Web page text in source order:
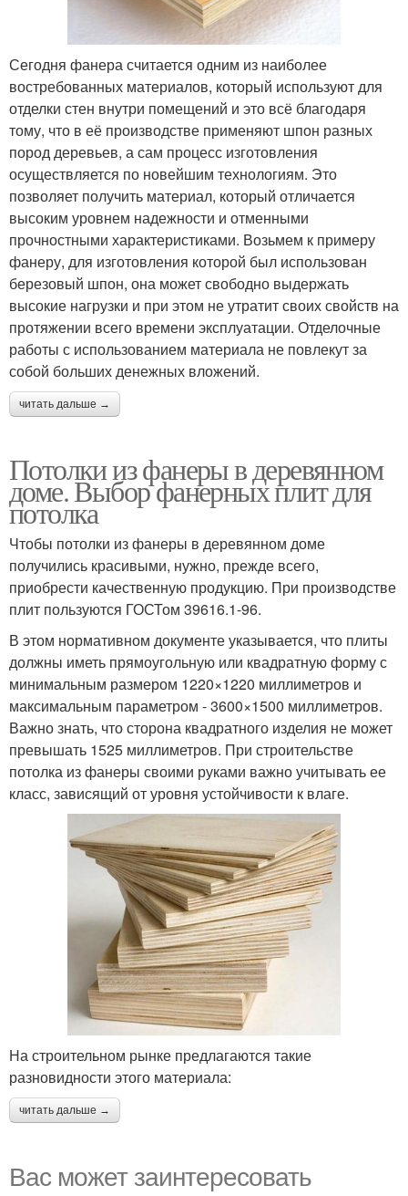
Сегодня фанера считается одним из наиболее
востребованных материалов, который используют для
отделки стен внутри помещений и это всё благодаря
тому, что в её производстве применяют шпон разных
пород деревьев, а сам процесс изготовления
осуществляется по новейшим технологиям. Это
позволяет получить материал, который отличается
высоким уровнем надежности и отменными
прочностными характеристиками. Возьмем к примеру
фанеру, для изготовления которой был использован
березовый шпон, она может свободно выдержать
высокие нагрузки и при этом не утратит своих свойств на
протяжении всего времени эксплуатации. Отделочные
работы с использованием материала не повлекут за
собой больших денежных вложений.
читать дальше →
Потолки из фанеры в деревянном
доме. Выбор фанерных плит для
потолка
Чтобы потолки из фанеры в деревянном доме
получились красивыми, нужно, прежде всего,
приобрести качественную продукцию. При производстве
плит пользуются ГОСТом 39616.1-96.
В этом нормативном документе указывается, что плиты
должны иметь прямоугольную или квадратную форму с
минимальным размером 1220×1220 миллиметров и
максимальным параметром - 3600×1500 миллиметров.
Важно знать, что сторона квадратного изделия не может
превышать 1525 миллиметров. При строительстве
потолка из фанеры своими руками важно учитывать ее
класс, зависящий от уровня устойчивости к влаге.
На строительном рынке предлагаются такие
разновидности этого материала:
читать дальше →
Вас может заинтересовать